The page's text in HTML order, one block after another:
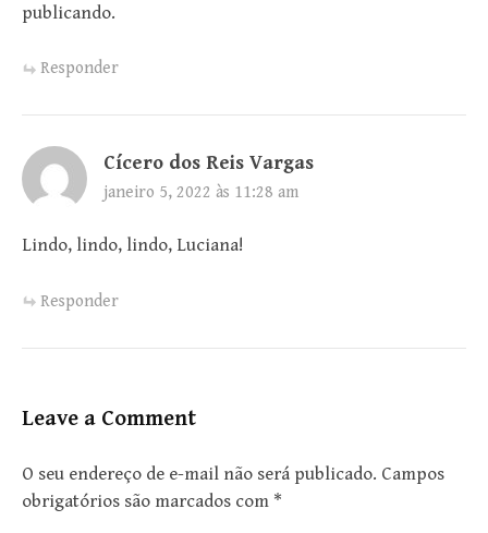
publicando.
Responder
Cícero dos Reis Vargas
janeiro 5, 2022 às 11:28 am
Lindo, lindo, lindo, Luciana!
Responder
Leave a Comment
O seu endereço de e-mail não será publicado. Campos
obrigatórios são marcados com *